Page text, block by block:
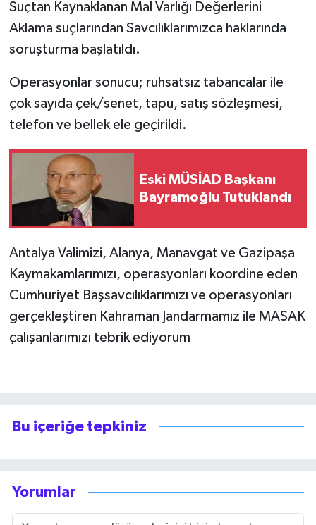
Suçtan Kaynaklanan Mal Varlığı Değerlerini
Aklama suçlarından Savcılıklarımızca haklarında
soruşturma başlatıldı.
Operasyonlar sonucu; ruhsatsız tabancalar ile
çok sayıda çek/senet, tapu, satış sözleşmesi,
telefon ve bellek ele geçirildi.
Eski MÜSİAD Başkanı
Bayramoğlu Tutuklandı
Antalya Valimizi, Alanya, Manavgat ve Gazipaşa
Kaymakamlarımızı, operasyonları koordine eden
Cumhuriyet Başsavcılıklarımızı ve operasyonları
gerçekleştiren Kahraman Jandarmamız ile MASAK
çalışanlarımızı tebrik ediyorum
Bu içeriğe tepkiniz
Yorumlar